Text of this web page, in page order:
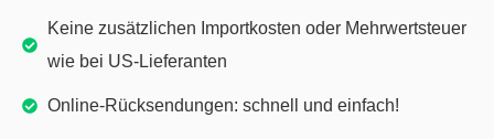
Keine zusätzlichen Importkosten oder Mehrwertsteuer
wie bei US-Lieferanten
Online-Rücksendungen: schnell und einfach!